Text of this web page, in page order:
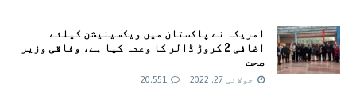
امريکہ نے پاکستان میں ویکسینیشن کیلئے
اضافی 2 کروڑ ڈالر کا وعدہ کیا ہے، وفاقی وزیر
صحت
جولائی 27, 2022 20,551